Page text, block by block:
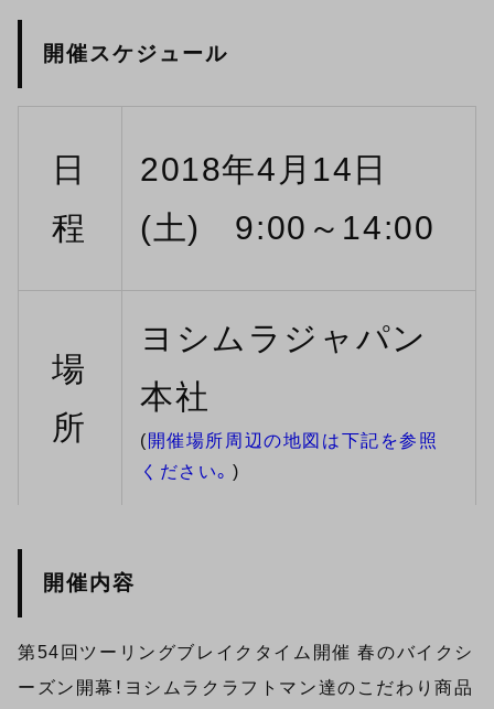
開催スケジュール
日
程
2018年4月14日
(土) 9:00～14:00
場
所
ヨシムラジャパン
本社
( 開催場所周辺の地図は下記を参照
ください。 )
開催内容
第54回ツーリングブレイクタイム開催 春のバイクシ
ーズン開幕！ヨシムラクラフトマン達のこだわり商品